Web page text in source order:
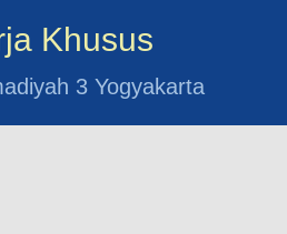
Khusus
3 Yogyakarta